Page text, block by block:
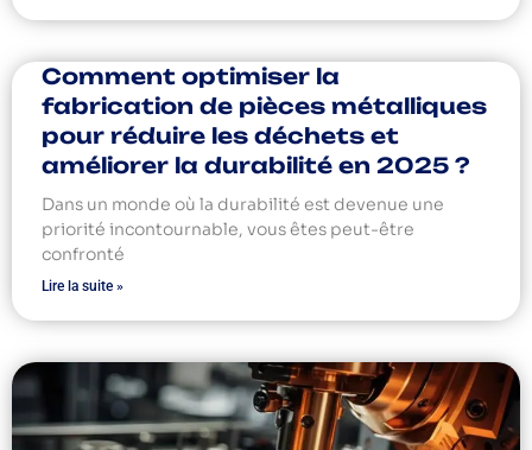
Comment optimiser la
fabrication de pièces métalliques
pour réduire les déchets et
améliorer la durabilité en 2025 ?
Dans un monde où la durabilité est devenue une
priorité incontournable, vous êtes peut-être
confronté
Lire la suite »